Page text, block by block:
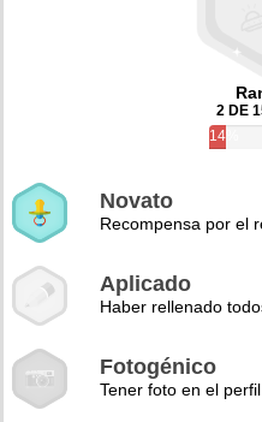
2 DE
14%
Novato
Recompensa por el
Aplicado
Haber rellenado
Fotogénico
Tener foto en el perfil